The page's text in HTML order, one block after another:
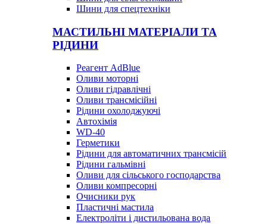
Шини для спецтехніки
МАСТИЛЬНІ МАТЕРІАЛИ ТА
РІДИНИ
Реагент AdBlue
Оливи моторні
Оливи гідравлічні
Оливи трансмісійні
Рідини охолоджуючі
Автохімія
WD-40
Герметики
Рідини для автоматичних трансмісій
Рідини гальмівні
Оливи для сільського господарства
Оливи компресорні
Очисники рук
Пластичні мастила
Електроліти і дистильована вода